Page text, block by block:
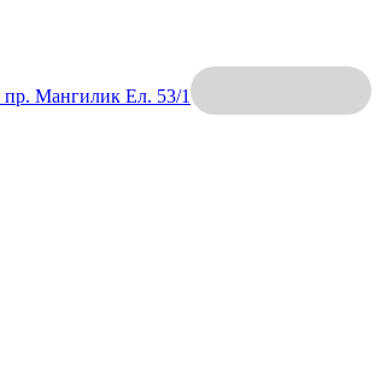
пр. Мангилик Ел. 53/1